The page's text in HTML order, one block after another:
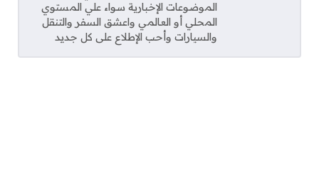
الموضوعات الإخبارية سواء علي المستوي
المحلي أو العالمي واعشق السفر والتنقل
والسيارات وأحب الإطلاع على كل جديد